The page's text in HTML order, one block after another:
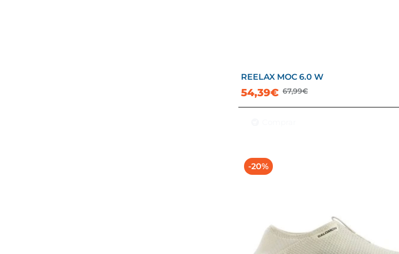
REELAX MOC 6.0 W
54,39€ 67,99€
-20%